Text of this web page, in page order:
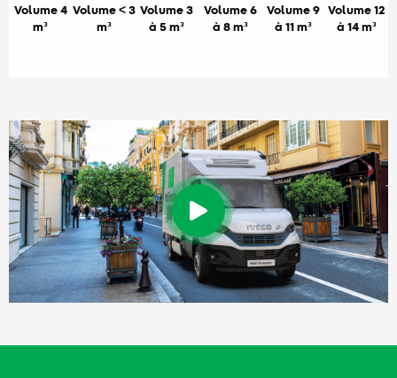
Volume 4
m³
Volume < 3
m³
Volume 3
à 5 m³
Volume 6
à 8 m³
Volume 9
à 11 m³
Volume 12
à 14 m³